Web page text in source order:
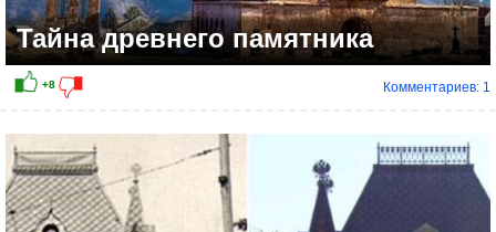
Тайна древнего памятника
Комментариев: 1